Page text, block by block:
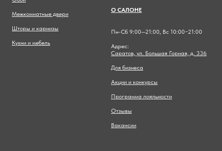
Межкомнатные двери
Шторы и карнизы
Кухни и мебель
О САЛОНЕ
Пн-Сб 9:00—21:00, Вс 10:00−21:00
Адрес:
Саратов, ул. Большая Горная, д. 336
Для бизнеса
Акции и конкурсы
Программа лояльности
Отзывы
Вакансии